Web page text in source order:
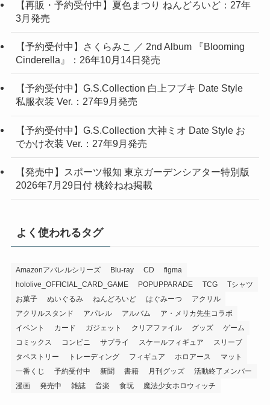
【再販・予約受付中】夏色まつり ねんどろいど：27年
3月発売
【予約受付中】さくらみこ ／ 2nd Album 『Blooming
Cinderella』：26年10月14日発売
【予約受付中】G.S.Collection 白上フブキ Date Style
私服衣装 Ver.：27年9月発売
【予約受付中】G.S.Collection 大神ミオ Date Style お
でかけ衣装 Ver.：27年9月発売
【発売中】スポーツ報知 東京ガーデンシアター特別版
2026年7月29日付 桃鈴ねね掲載
よく使われるタグ
Amazonアパレルシリーズ Blu-ray CD
figma
hololive_OFFICIAL_CARD_GAME
POPUPPARADE TCG
Tシャツ
お菓子
ぬいぐるみ ねんどろいど はぐみーつ
アクリル
アクリルスタンド
アパレル アルバム
ア・メリカ先生コラボ
イベント
カード ガジェット クリアファイル グッズ
ゲーム
コミックス
コンビニ サプライ スケールフィギュア
スリーブ
タペストリー
トレーディング フィギュア ホロアース
マット
一番くじ
予約受付中 新聞 書籍 月刊グッズ
活動終了メンバー
漫画
発売中 雑誌 音楽 食玩 魔法少女ホロウィッチ